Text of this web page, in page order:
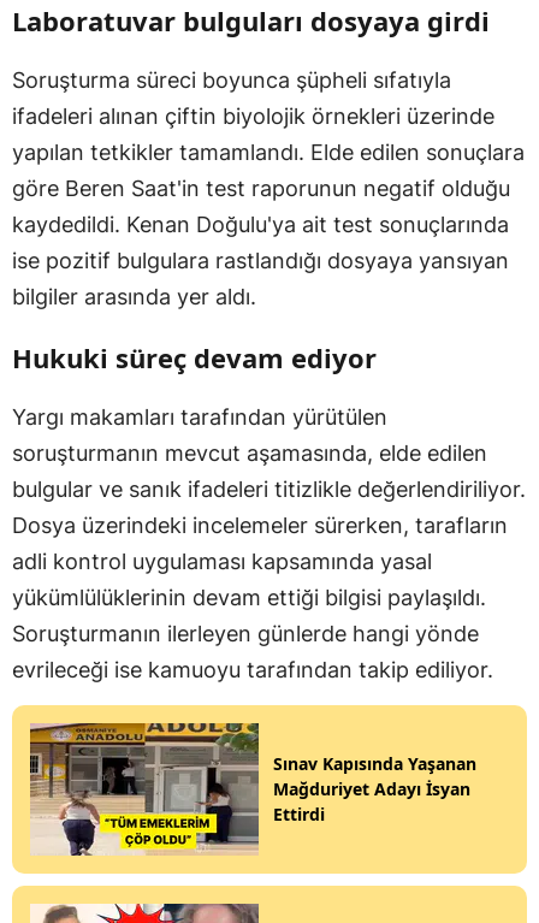
Laboratuvar bulguları dosyaya girdi
Soruşturma süreci boyunca şüpheli sıfatıyla
ifadeleri alınan çiftin biyolojik örnekleri üzerinde
yapılan tetkikler tamamlandı. Elde edilen sonuçlara
göre Beren Saat'in test raporunun negatif olduğu
kaydedildi. Kenan Doğulu'ya ait test sonuçlarında
ise pozitif bulgulara rastlandığı dosyaya yansıyan
bilgiler arasında yer aldı.
Hukuki süreç devam ediyor
Yargı makamları tarafından yürütülen
soruşturmanın mevcut aşamasında, elde edilen
bulgular ve sanık ifadeleri titizlikle değerlendiriliyor.
Dosya üzerindeki incelemeler sürerken, tarafların
adli kontrol uygulaması kapsamında yasal
yükümlülüklerinin devam ettiği bilgisi paylaşıldı.
Soruşturmanın ilerleyen günlerde hangi yönde
evrileceği ise kamuoyu tarafından takip ediliyor.
Sınav Kapısında Yaşanan
Mağduriyet Adayı İsyan
Ettirdi